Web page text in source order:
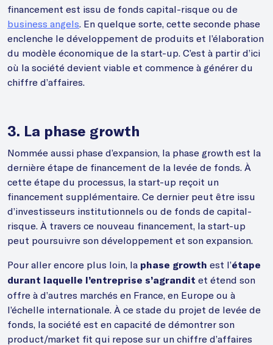
financement est issu de fonds capital-risque ou de
business angels. En quelque sorte, cette seconde phase
enclenche le développement de produits et l’élaboration
du modèle économique de la start-up. C’est à partir d’ici
où la société devient viable et commence à générer du
chiffre d’affaires.
3. La phase growth
Nommée aussi phase d’expansion, la phase growth est la
dernière étape de financement de la levée de fonds. À
cette étape du processus, la start-up reçoit un
financement supplémentaire. Ce dernier peut être issu
d’investisseurs institutionnels ou de fonds de capital-
risque. À travers ce nouveau financement, la start-up
peut poursuivre son développement et son expansion.
Pour aller encore plus loin, la phase growth est l’étape
durant laquelle l’entreprise s’agrandit et étend son
offre à d’autres marchés en France, en Europe ou à
l’échelle internationale. À ce stade du projet de levée de
fonds, la société est en capacité de démontrer son
product/market fit qui repose sur un chiffre d’affaires